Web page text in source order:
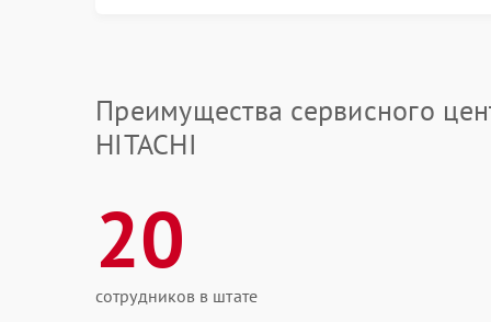
Преимущества сервисного
HITACHI
20
сотрудников в штате